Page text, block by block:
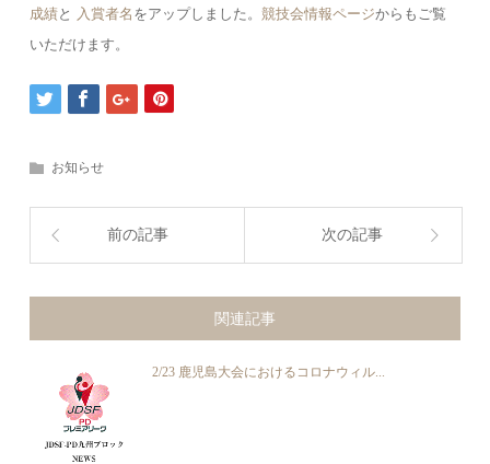
成績と 入賞者名 をアップしました。競技会情報ページからもご覧
いただけます。
お知らせ
前の記事 次の記事
関連記事
2/23 鹿児島大会におけるコロナウィル...